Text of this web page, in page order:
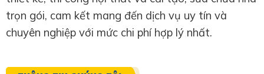
trọn gói, cam kết mang đến dịch vụ uy tín và
chuyên nghiệp với mức chi phí hợp lý nhất.